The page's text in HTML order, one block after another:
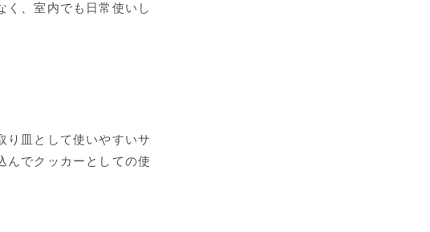
く、室内でも日常使いし
り皿として使いやすいサ
んでクッカーとしての使